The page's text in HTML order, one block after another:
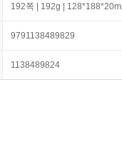
192쪽 | 192g |
9791138489829
1138489824